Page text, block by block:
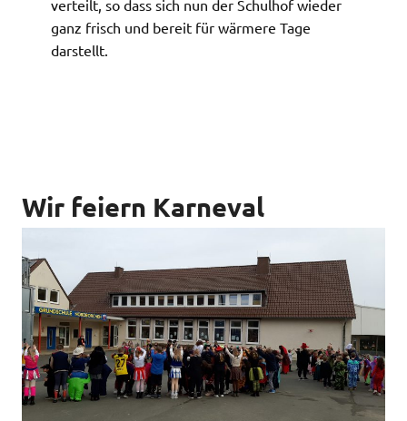
verteilt, so dass sich nun der Schulhof wieder
ganz frisch und bereit für wärmere Tage
darstellt.
Wir feiern Karneval